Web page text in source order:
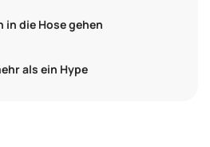
in die Hose gehen
als ein Hype